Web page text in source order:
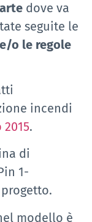
dove va
seguite le
o le regole
incendi
.
di
1-
modello è